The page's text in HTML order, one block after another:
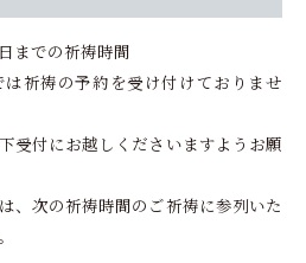
までの祈祷時間
祈祷の予約を受け付けておりませ
受付にお越しくださいますようお願
、次の祈祷時間のご祈祷に参列いた